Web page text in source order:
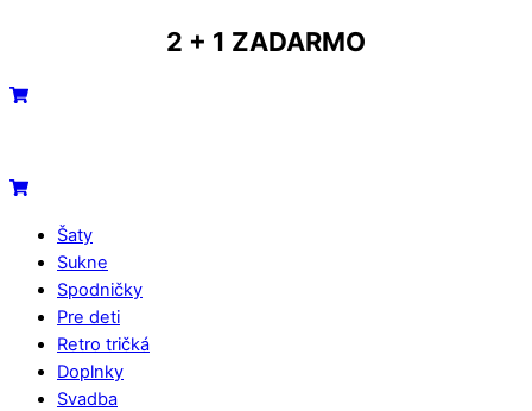
content
2 + 1 ZADARMO
Menu
Cart
Cart
Šaty
Sukne
Spodničky
Pre deti
Retro tričká
Doplnky
Svadba